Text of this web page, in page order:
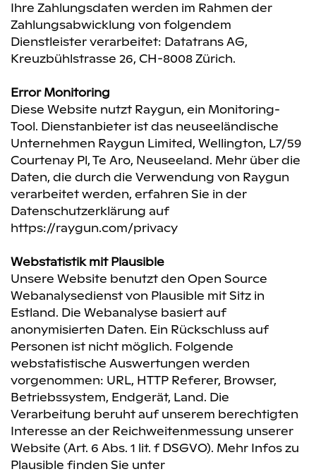
Ihre Zahlungsdaten werden im Rahmen der
Zahlungsabwicklung von folgendem
Dienstleister verarbeitet: Datatrans AG,
Kreuzbühlstrasse 26, CH-8008 Zürich.
Error Monitoring
Diese Website nutzt Raygun, ein Monitoring-
Tool. Dienstanbieter ist das neuseeländische
Unternehmen Raygun Limited, Wellington, L7/59
Courtenay Pl, Te Aro, Neuseeland. Mehr über die
Daten, die durch die Verwendung von Raygun
verarbeitet werden, erfahren Sie in der
Datenschutzerklärung auf
https://raygun.com/privacy
Webstatistik mit Plausible
Unsere Website benutzt den Open Source
Webanalysedienst von Plausible mit Sitz in
Estland. Die Webanalyse basiert auf
anonymisierten Daten. Ein Rückschluss auf
Personen ist nicht möglich. Folgende
webstatistische Auswertungen werden
vorgenommen: URL, HTTP Referer, Browser,
Betriebssystem, Endgerät, Land. Die
Verarbeitung beruht auf unserem berechtigten
Interesse an der Reichweitenmessung unserer
Website (Art. 6 Abs. 1 lit. f DSGVO). Mehr Infos zu
Plausible finden Sie unter